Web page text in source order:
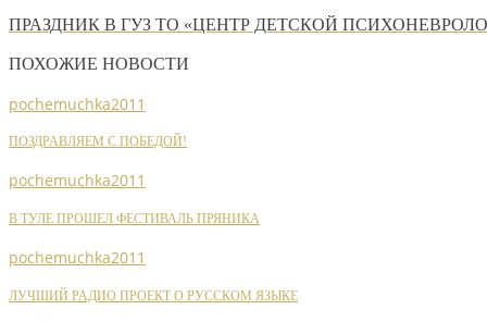
ПРАЗДНИК В ГУЗ ТО «ЦЕНТР ДЕТСКОЙ
ПОХОЖИЕ НОВОСТИ
pochemuchka2011
ПОЗДРАВЛЯЕМ С ПОБЕДОЙ!
pochemuchka2011
В ТУЛЕ ПРОШЕЛ ФЕСТИВАЛЬ ПРЯНИКА
pochemuchka2011
ЛУЧШИЙ РАДИО ПРОЕКТ О РУССКОМ ЯЗЫКЕ